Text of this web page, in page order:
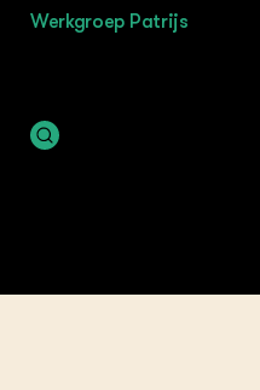
Werkgroep Patrijs